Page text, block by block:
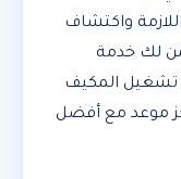
واكتشاف
لك خدمة
تشغيل المكيف
موعد مع أفضل